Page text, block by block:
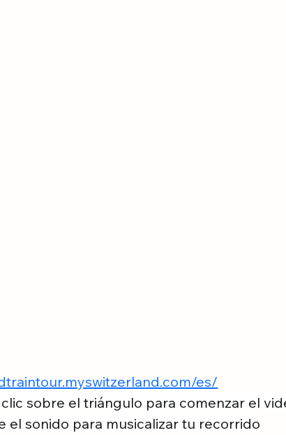
es/
sobre el triángulo para comenzar el
el sonido para musicalizar tu recorrido